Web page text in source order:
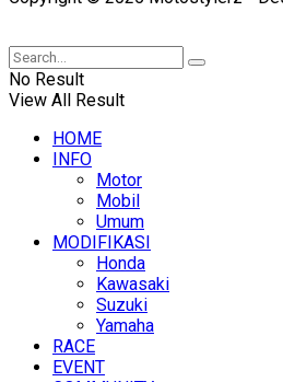
No Result
View All Result
HOME
INFO
Motor
Mobil
Umum
MODIFIKASI
Honda
Kawasaki
Suzuki
Yamaha
RACE
EVENT